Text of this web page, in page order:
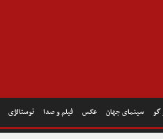
سینمای جهان عکس فیلم و صدا نوستالژی